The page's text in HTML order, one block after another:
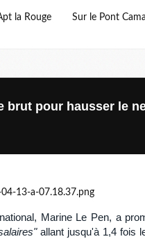
la Rouge Sur le Pont
brut pour hausser le
, Marine Le Pen, a
allant jusqu'à 1,4 fois